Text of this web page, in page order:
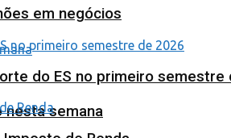
nesta semana
em negócios
do ES no primeiro semestre